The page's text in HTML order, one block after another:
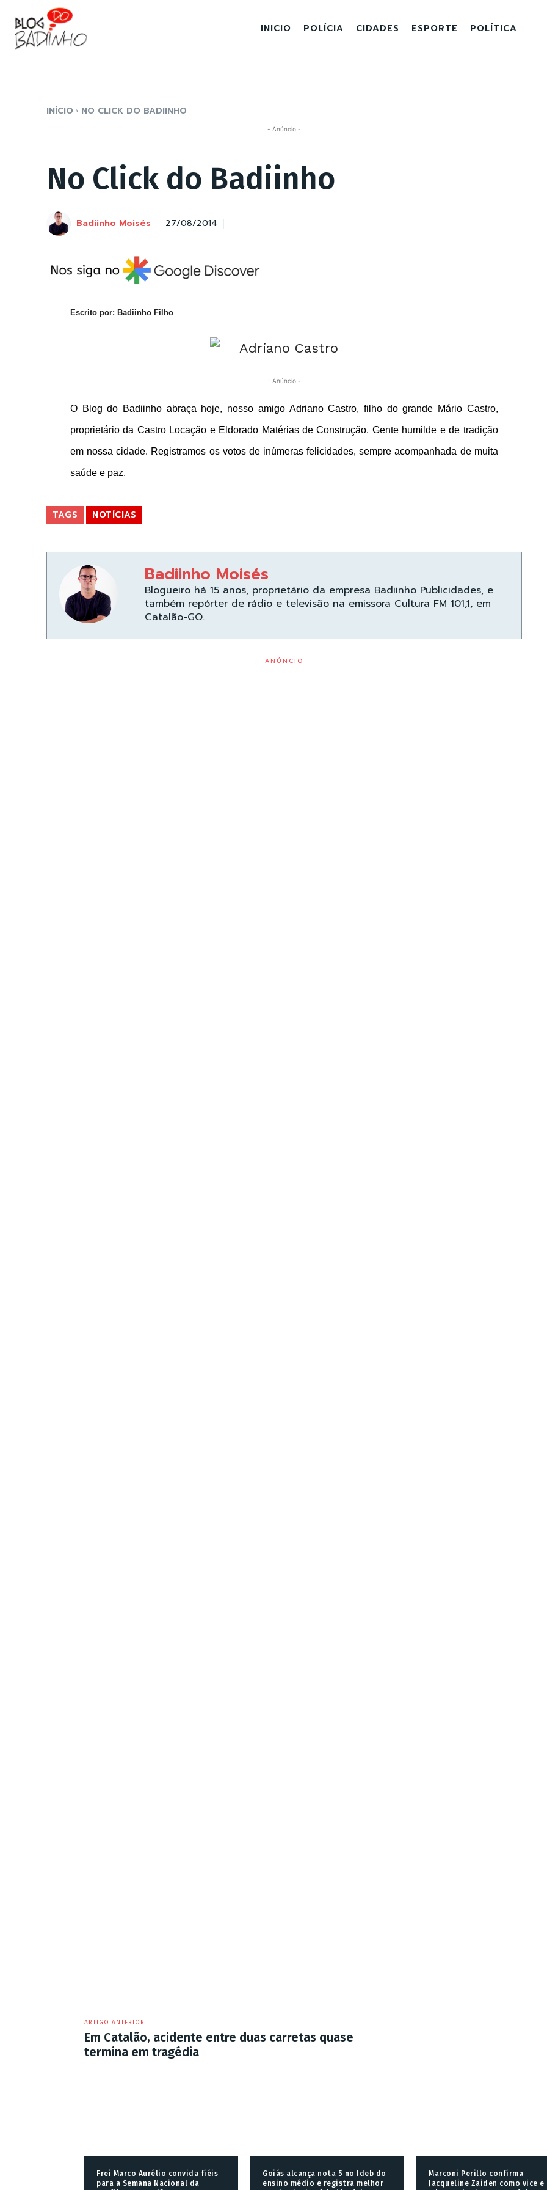
INICIO POLÍCIA CIDADES ESPORTE POLÍTICA
INÍCIO NO CLICK DO BADIINHO
- Anúncio -
No Click do Badiinho
Badiinho Moisés 27/08/2014
Escrito por: Badiinho Filho
- Anúncio -
O Blog do Badiinho abraça hoje, nosso amigo Adriano Castro, filho do grande Mário Castro,
proprietário da Castro Locação e Eldorado Matérias de Construção. Gente humilde e de tradição
em nossa cidade. Registramos os votos de inúmeras felicidades, sempre acompanhada de muita
saúde e paz.
TAGS NOTÍCIAS
Badiinho Moisés
Blogueiro há 15 anos, proprietário da empresa Badiinho Publicidades, e
também repórter de rádio e televisão na emissora Cultura FM 101,1, em
Catalão-GO.
- ANÚNCIO -
ARTIGO ANTERIOR
Em Catalão, acidente entre duas carretas quase
termina em tragédia
Frei Marco Aurélio convida fiéis
para a Semana Nacional da
Goiás alcança nota 5 no Ideb do
ensino médio e registra melhor
Marconi Perillo confirma
Jacqueline Zaiden como vice e